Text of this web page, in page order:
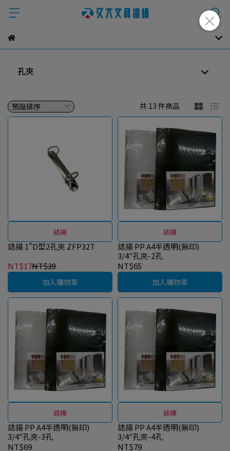
孔夾
共 13 件商品
誌揚
誌揚 1"D型2孔夾 ZFP32T
NT$17NT$20
加入購物車
誌揚
誌揚 PP A4半透明(無印)
3/4"孔夾-2孔
NT$65
加入購物車
誌揚
誌揚 PP A4半透明(無印)
3/4"孔夾-3孔
NT$69
誌揚
誌揚 PP A4半透明(無印)
3/4"孔夾-4孔
NT$79